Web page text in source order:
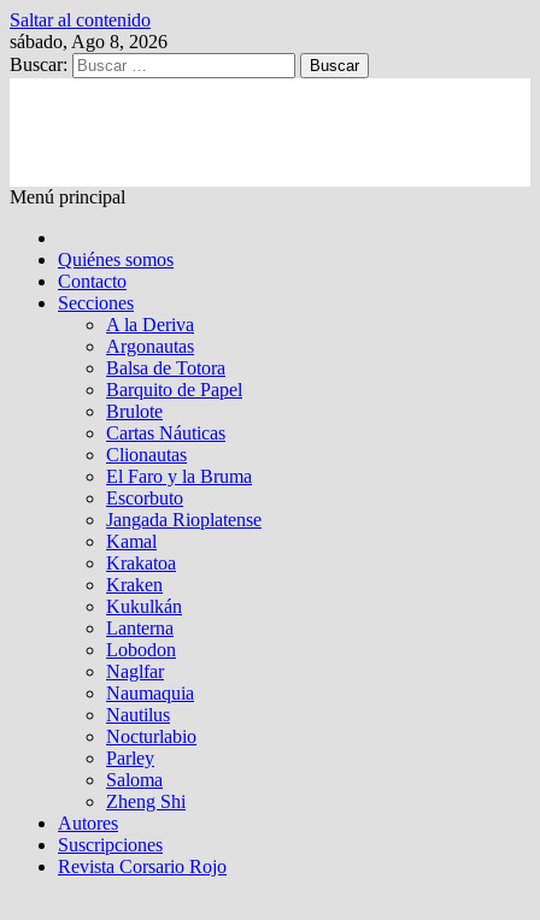
Saltar al contenido
sábado, Ago 8, 2026
Buscar:
Menú principal
Quiénes somos
Contacto
Secciones
A la Deriva
Argonautas
Balsa de Totora
Barquito de Papel
Brulote
Cartas Náuticas
Clionautas
El Faro y la Bruma
Escorbuto
Jangada Rioplatense
Kamal
Krakatoa
Kraken
Kukulkán
Lanterna
Lobodon
Naglfar
Naumaquia
Nautilus
Nocturlabio
Parley
Saloma
Zheng Shi
Autores
Suscripciones
Revista Corsario Rojo